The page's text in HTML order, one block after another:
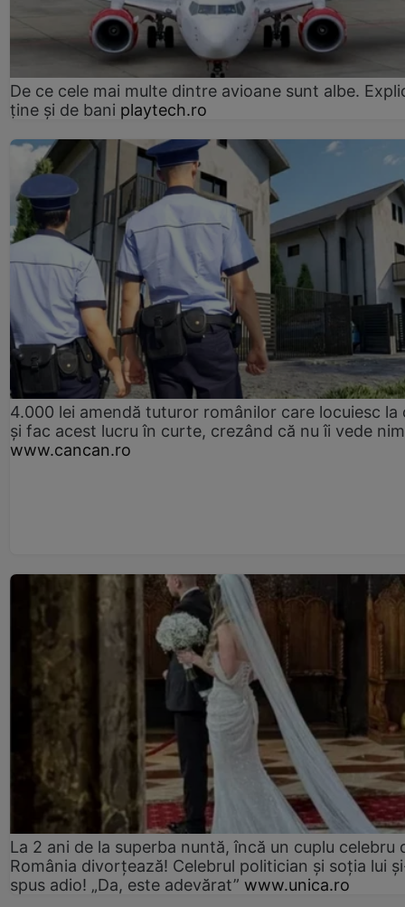
De ce cele mai multe dintre avioane sunt albe.
ține și de bani playtech.ro
4.000 lei amendă tuturor românilor care locuiesc la
și fac acest lucru în curte, crezând că nu îi vede
www.cancan.ro
La 2 ani de la superba nuntă, încă un cuplu celebru
România divorțează! Celebrul politician și soția lui
spus adio! „Da, este adevărat” www.unica.ro